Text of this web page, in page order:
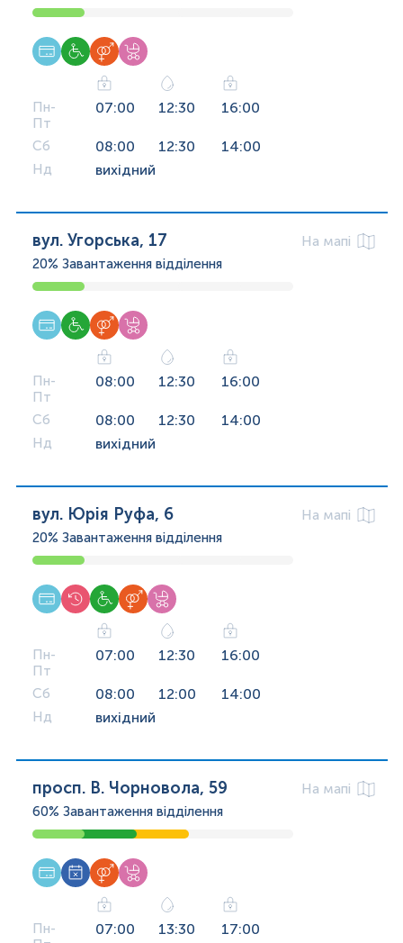
Пн-
Пт
07:00 12:30 16:00
Сб 08:00 12:30 14:00
Нд вихідний
вул. Угорська, 17
На мапі
20% Завантаження відділення
Пн-
Пт
08:00 12:30 16:00
Сб 08:00 12:30 14:00
Нд вихідний
вул. Юрія Руфа, 6
На мапі
20% Завантаження відділення
Пн-
Пт
07:00 12:30 16:00
Сб 08:00 12:00 14:00
Нд вихідний
просп. В. Чорновола, 59
На мапі
60% Завантаження відділення
Пн-
07:00 13:30 17:00